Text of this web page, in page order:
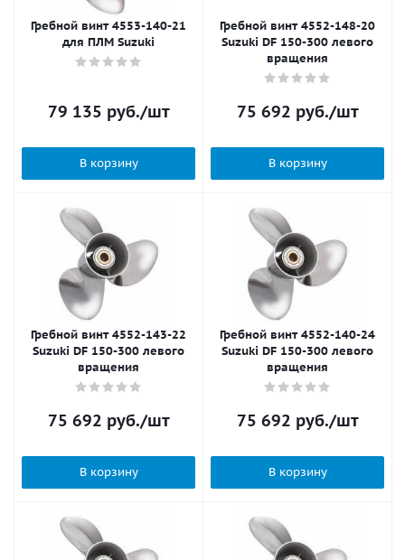
Гребной винт 4553-140-21
для ПЛМ Suzuki
79 135 руб./шт
В корзину
Гребной винт 4552-148-20
Suzuki DF 150-300 левого
вращения
75 692 руб./шт
В корзину
Гребной винт 4552-143-22
Suzuki DF 150-300 левого
вращения
75 692 руб./шт
В корзину
Гребной винт 4552-140-24
Suzuki DF 150-300 левого
вращения
75 692 руб./шт
В корзину